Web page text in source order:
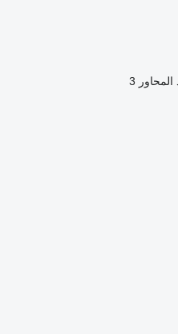
المحاور 3